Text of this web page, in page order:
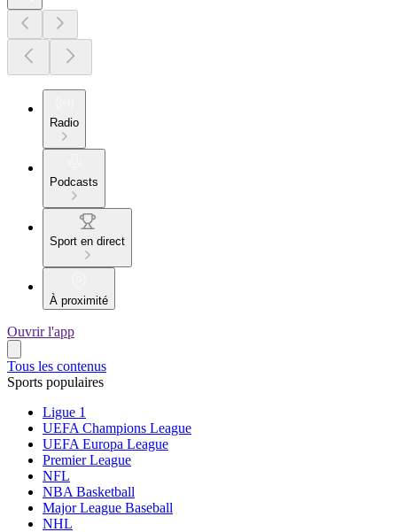
Radio
Podcasts
Sport en direct
À proximité
Ouvrir l'app
Tous les contenus
Sports populaires
Ligue 1
UEFA Champions League
UEFA Europa League
Premier League
NFL
NBA Basketball
Major League Baseball
NHL